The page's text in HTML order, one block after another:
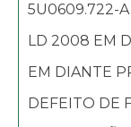
5U0609.722-
LD 2008 EM
EM DIANTE
DEFEITO DE